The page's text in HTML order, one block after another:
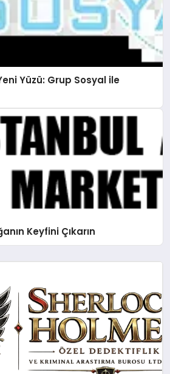
Yüzü: Grup Sosyal ile
Keyfini Çıkarın